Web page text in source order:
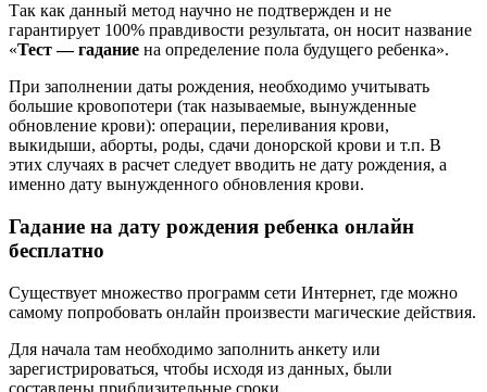
Так как данный метод научно не подтвержден и не
гарантирует 100% правдивости результата, он носит название
«Тест — гадание на определение пола будущего ребенка».
При заполнении даты рождения, необходимо учитывать
большие кровопотери (так называемые, вынужденные
обновление крови): операции, переливания крови,
выкидыши, аборты, роды, сдачи донорской крови и т.п. В
этих случаях в расчет следует вводить не дату рождения, а
именно дату вынужденного обновления крови.
Гадание на дату рождения ребенка онлайн
бесплатно
Существует множество программ сети Интернет, где можно
самому попробовать онлайн произвести магические действия.
Для начала там необходимо заполнить анкету или
зарегистрироваться, чтобы исходя из данных, были
составлены приблизительные сроки.